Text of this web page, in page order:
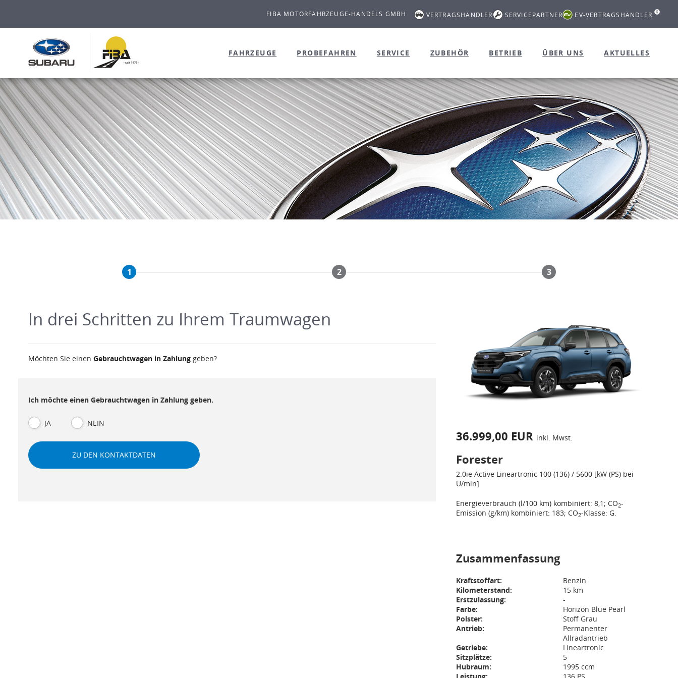
FIBA MOTORFAHRZEUGE-HANDELS GMBH VERTRAGSHÄNDLER SERVICEPARTNER EV-VERTRAGSHÄNDLER
FAHRZEUGE PROBEFAHREN SERVICE ZUBEHÖR BETRIEB ÜBER UNS AKTUELLES
1 2 3
In drei Schritten zu Ihrem Traumwagen
Möchten Sie einen Gebrauchtwagen in Zahlung geben?
Ich möchte einen Gebrauchtwagen in Zahlung geben.
JA NEIN
ZU DEN KONTAKTDATEN
36.999,00 EUR inkl. Mwst.
Forester
2.0ie Active Lineartronic 100 (136) / 5600 [kW (PS) bei
U/min]
Energieverbrauch (l/100 km) kombiniert: 8,1; CO2-
Emission (g/km) kombiniert: 183; CO2-Klasse: G.
Zusammenfassung
Kraftstoffart:
Benzin
Kilometerstand:
15 km
Erstzulassung:
-
Farbe:
Horizon Blue Pearl
Polster:
Stoff Grau
Antrieb:
Permanenter
Allradantrieb
Getriebe:
Lineartronic
Sitzplätze:
5
Hubraum:
1995 ccm